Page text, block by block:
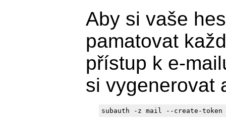
Aby si vaše
pamatovat
přístup k e-
si vygenerovat
subauth -z mail --create-